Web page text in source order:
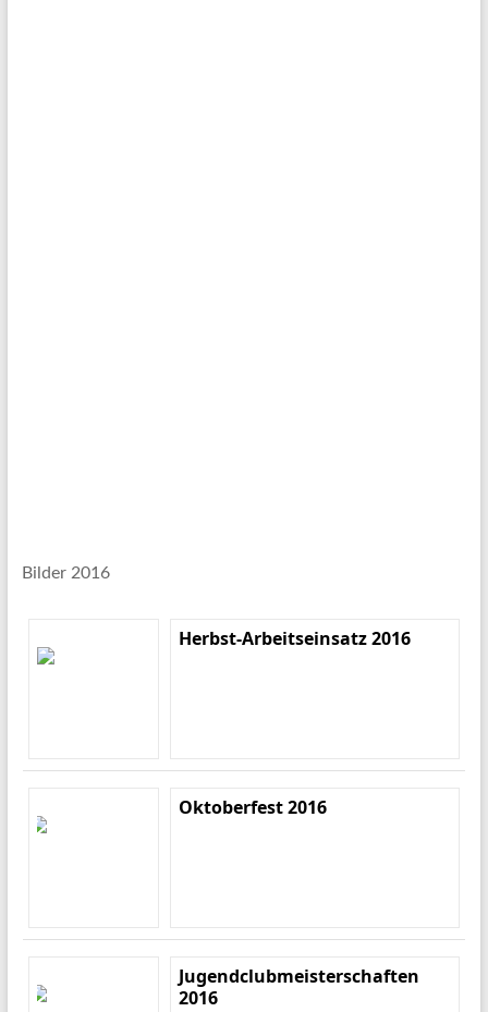
Bilder 2016
Herbst-Arbeitseinsatz 2016
Oktoberfest 2016
Jugendclubmeisterschaften
2016